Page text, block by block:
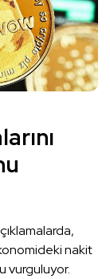
nakit
vurguluyor.